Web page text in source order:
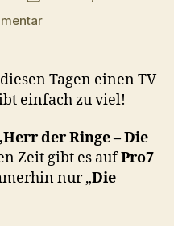
zu
für
Freitag,
26.12.
Tagen einen TV
einfach zu viel!
der Ringe – Die
Zeit gibt es aufPro7
nur „Die